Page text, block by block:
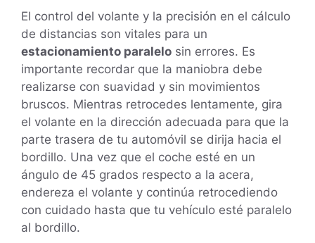
El control del volante y la precisión en el cálculo
de distancias son vitales para un
estacionamiento paralelo sin errores. Es
importante recordar que la maniobra debe
realizarse con suavidad y sin movimientos
bruscos. Mientras retrocedes lentamente, gira
el volante en la dirección adecuada para que la
parte trasera de tu automóvil se dirija hacia el
bordillo. Una vez que el coche esté en un
ángulo de 45 grados respecto a la acera,
endereza el volante y continúa retrocediendo
con cuidado hasta que tu vehículo esté paralelo
al bordillo.